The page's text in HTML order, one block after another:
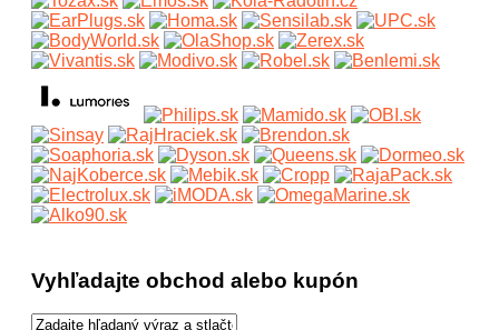
Vyhľadajte obchod alebo kupón